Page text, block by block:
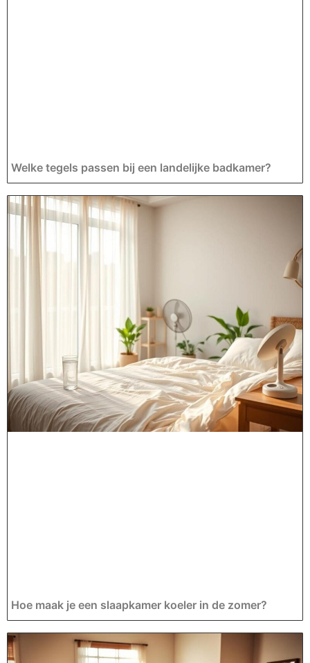
Welke tegels passen bij een landelijke badkamer?
Hoe maak je een slaapkamer koeler in de zomer?